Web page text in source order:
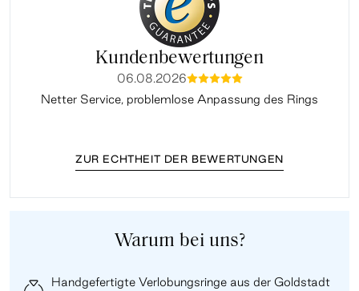
Kundenbewertungen
06.08.2026mmmmm
Netter Service, problemlose Anpassung des Rings
ZUR ECHTHEIT DER BEWERTUNGEN
Warum bei uns?
Handgefertigte Verlobungsringe aus der Goldstadt